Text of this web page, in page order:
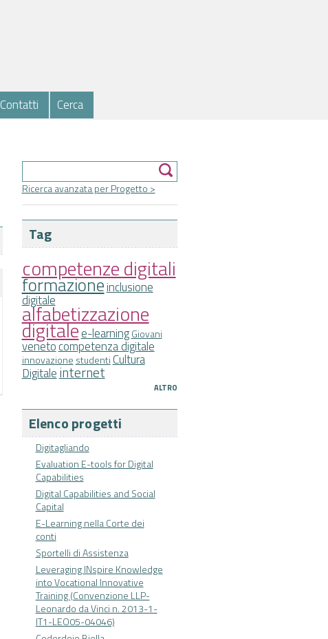
Contatti Cerca
Ricerca avanzata per Progetto >
Tag
competenze digitali
formazioneinclusione
digitale
alfabetizzazione
digitalee-learning Giovani
venetocompetenza digitale
innovazione studenti Cultura
Digitaleinternet
ALTRO
Elenco progetti
Digitagliando
Evaluation E-tools for Digital
Capabilities
Digital Capabilities and Social
Capital
E-Learning nella Corte dei
conti
Sportelli di Assistenza
Leveraging INspire Knowledge
into Vocational Innovative
Training (Convenzione LLP-
Leonardo da Vinci n. 2013-1-
IT1-LEO05-04046)